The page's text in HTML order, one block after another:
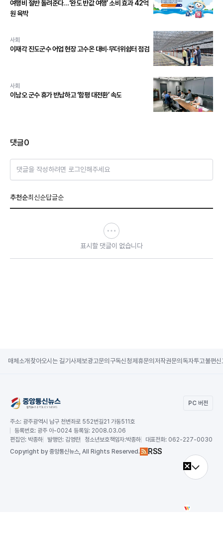
여행비 절반 돌려준다…‘완도 반값 여행’ 소비 효과 42억
원 육박
사회
이재각 진도군수 어업 현장 고수온 대비·무더위쉼터 점검
사회
이남오 군수 휴가 반납하고 ‘함평 대전환’ 속도
댓글0
댓글을 작성하려면 로그인해주세요
추천순최신순답글순
표시할 댓글이 없습니다
매체소개 찾아오시는 길기사제보광고문의 구독신청제휴문의 저작권문의 독자투고불편신
PC 버전
주소: 광주광역시 남구 천변좌로 552번길21 가동511호
등록번호: 광주 아-0024 등록일: 2008.03.06
편집인: 박종하 발행인: 김영란 청소년보호책임자:박종하 대표전화: 062-227-0030
Copyright by 중앙통신뉴스, All Rights Reserved. RSS